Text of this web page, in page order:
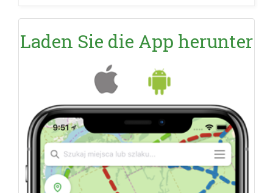
Laden Sie die App herunter